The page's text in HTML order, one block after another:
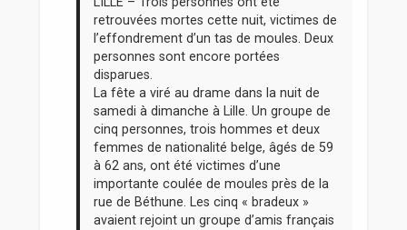
retrouvées mortes cette nuit, victimes de
l’effondrement d’un tas de moules. Deux
personnes sont encore portées
disparues.
La fête a viré au drame dans la nuit de
samedi à dimanche à Lille. Un groupe de
cinq personnes, trois hommes et deux
femmes de nationalité belge, âgés de 59
à 62 ans, ont été victimes d’une
importante coulée de moules près de la
rue de Béthune. Les cinq « bradeux »
avaient rejoint un groupe d’amis français